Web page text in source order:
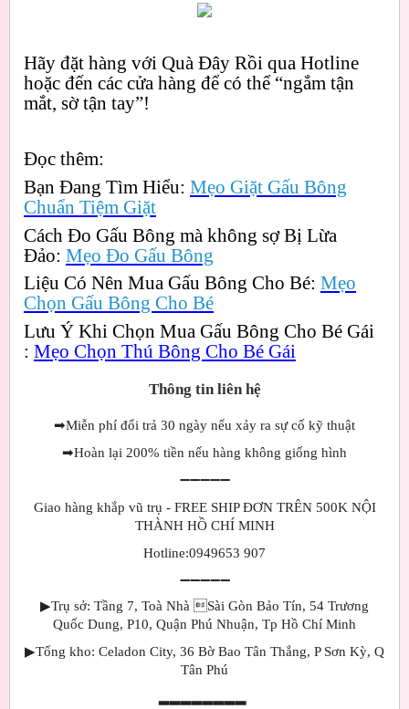
Hãy đặt hàng với Quà Đây Rồi qua Hotline
hoặc đến các cửa hàng để có thể “ngắm tận
mắt, sờ tận tay”!
Đọc thêm:
Bạn Đang Tìm Hiểu: Mẹo Giặt Gấu Bông
Chuẩn Tiệm Giặt
Cách Đo Gấu Bông mà không sợ Bị Lừa
Đảo: Mẹo Đo Gấu Bông
Liệu Có Nên Mua Gấu Bông Cho Bé: Mẹo
Chọn Gấu Bông Cho Bé
Lưu Ý Khi Chọn Mua Gấu Bông Cho Bé Gái
: Mẹo Chọn Thú Bông Cho Bé Gái
Thông tin liên hệ
➡Miễn phí đổi trả 30 ngày nếu xảy ra sự cố kỹ thuật
➡Hoàn lại 200% tiền nếu hàng không giống hình
➖➖➖➖➖
Giao hàng khắp vũ trụ - FREE SHIP ĐƠN TRÊN 500K NỘI
THÀNH HỒ CHÍ MINH
Hotline:0949653 907
➖➖➖➖➖
▶Trụ sở: Tầng 7, Toà Nhà Sài Gòn Bảo Tín, 54 Trương
Quốc Dung, P10, Quận Phú Nhuận, Tp Hồ Chí Minh
▶Tổng kho: Celadon City, 36 Bờ Bao Tân Thắng, P Sơn Kỳ, Q
Tân Phú